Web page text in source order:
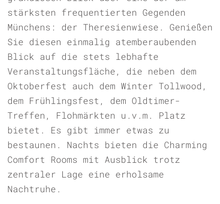
stärksten frequentierten Gegenden
Münchens: der Theresienwiese. Genießen
Sie diesen einmalig atemberaubenden
Blick auf die stets lebhafte
Veranstaltungsfläche, die neben dem
Oktoberfest auch dem Winter Tollwood,
dem Frühlingsfest, dem Oldtimer-
Treffen, Flohmärkten u.v.m. Platz
bietet. Es gibt immer etwas zu
bestaunen. Nachts bieten die Charming
Comfort Rooms mit Ausblick trotz
zentraler Lage eine erholsame
Nachtruhe.